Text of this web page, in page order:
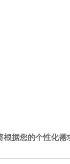
根据您的个性化需